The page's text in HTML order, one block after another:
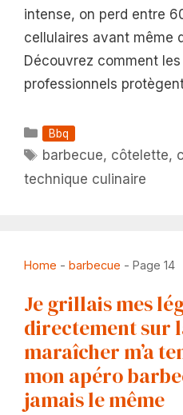
intense, on perd entre
cellulaires avant même
Découvrez comment
professionnels
Catégories
Bbq
Étiquettes
barbecue, côtelette,
technique culinaire
Home - barbecue - Page 14
Je grillais mes
directement sur
maraîcher m’a
mon apéro
jamais le même